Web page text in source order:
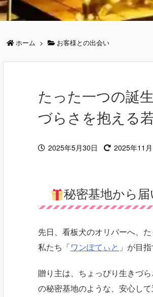
ホーム > お客様との出会い
たった一つの誕
づらさを抱える
2025年5月30日 2025年11
秘密基地から
先日、看板犬のオリバーへ、
私たち「ワンぽてぃと 」が目
贈り主は、ちょっぴり生きづ
の秘密基地のような、安心し